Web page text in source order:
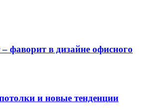
фаворит в дизайне офисного
и новые тенденции